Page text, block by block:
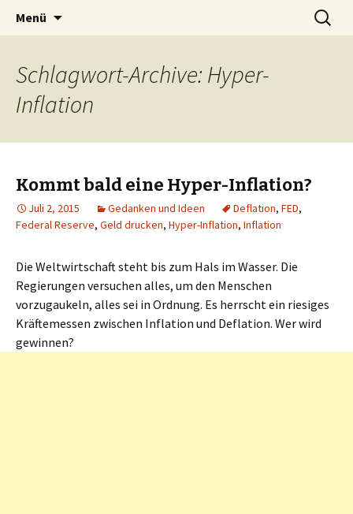
Technischer Börsenhandel
Silent Subliminals und Unterbewusstsein
Menü
Suchen
nach:
Schlagwort-Archive: Hyper-
Inflation
Kommt bald eine Hyper-Inflation?
Juli 2, 2015 Gedanken und Ideen Deflation, FED,
Federal Reserve, Geld drucken, Hyper-Inflation, Inflation
Die Weltwirtschaft steht bis zum Hals im Wasser. Die
Regierungen versuchen alles, um den Menschen
vorzugaukeln, alles sei in Ordnung. Es herrscht ein riesiges
Kräftemessen zwischen Inflation und Deflation. Wer wird
gewinnen?